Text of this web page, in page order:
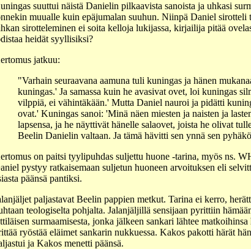
suuttui näistä Danielin pilkaavista sanoista ja uhkasi
muualle kuin epäjumalan suuhun. Niinpä Daniel sirotteli
sirotteleminen ei soita kelloja lukijassa, kirjailija pitää
heidät syyllisiksi?
jatkuu:
"Varhain seuraavana aamuna tuli kuningas ja hänen
kuningas.' Ja samassa kuin he avasivat ovet, loi kuningas
vilppiä, ei vähintäkään.' Mutta Daniel nauroi ja pidätti
ovat.' Kuningas sanoi: 'Minä näen miesten ja naisten ja
lapsensa, ja he näyttivät hänelle salaovet, joista he olivat
Beelin Danielin valtaan. Ja tämä hävitti sen ynnä sen
on paitsi tyylipuhdas suljettu huone -tarina, myös ns.
pystyy ratkaisemaan suljetun huoneen arvoituksen eli
päänsä pantiksi.
paljastavat Beelin pappien metkut. Tarina ei kerro,
teologiselta pohjalta. Jalanjäljillä sensijaan pyrittiin
surmaamisesta, jonka jälkeen sankari lähtee
ryöstää eläimet sankarin nukkuessa. Kakos pakotti härät
ja Kakos menetti päänsä.